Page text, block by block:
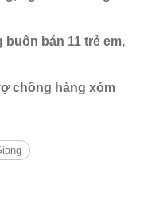
bán 11 trẻ em,
chồng hàng xóm